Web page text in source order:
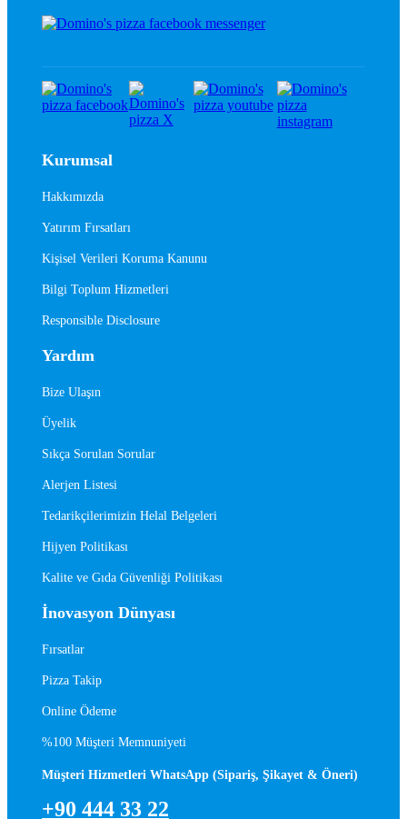
Kurumsal
Hakkımızda
Yatırım Fırsatları
Kişisel Verileri Koruma Kanunu
Bilgi Toplum Hizmetleri
Responsible Disclosure
Yardım
Bize Ulaşın
Üyelik
Sıkça Sorulan Sorular
Alerjen Listesi
Tedarikçilerimizin Helal Belgeleri
Hijyen Politikası
Kalite ve Gıda Güvenliği Politikası
İnovasyon Dünyası
Fırsatlar
Pizza Takip
Online Ödeme
%100 Müşteri Memnuniyeti
Müşteri Hizmetleri WhatsApp (Sipariş, Şikayet & Öneri)
+90 444 33 22